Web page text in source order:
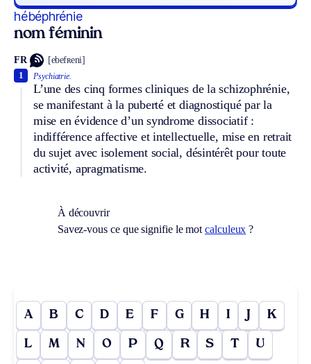
hébéphrénie
nom féminin
FR [ebefʀeni]
Psychiatrie.
L’une des cinq formes cliniques de la schizophrénie,
se manifestant à la puberté et diagnostiqué par la
mise en évidence d’un syndrome dissociatif :
indifférence affective et intellectuelle, mise en retrait
du sujet avec isolement social, désintérêt pour toute
activité, apragmatisme.
1
À découvrir
Savez-vous ce que signifie le motcalculeux ?
A B C D E F G H I J K
L M N O P Q R S T U